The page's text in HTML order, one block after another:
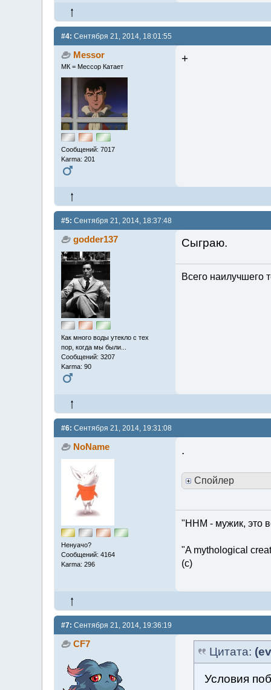
#4: Сентября 21, 2014, 18:01:55
Messor
МК = Мессор Катает
Сообщений: 7017
Karma: 201
+
#5: Сентября 21, 2014, 18:37:48
godder137
Как много воды утекло с тех
пор, когда мы были...
Сообщений: 3207
Karma: 90
Сыграю.
Всего наилучшего
#6: Сентября 21, 2014, 19:31:08
NoName
Ненуачо?
Сообщений: 4164
Karma: 296
.
Спойлер
"ННМ - мужик, это
"A mythological
(c)
#7: Сентября 21, 2014, 19:36:19
CF7
Цитата:
Условия